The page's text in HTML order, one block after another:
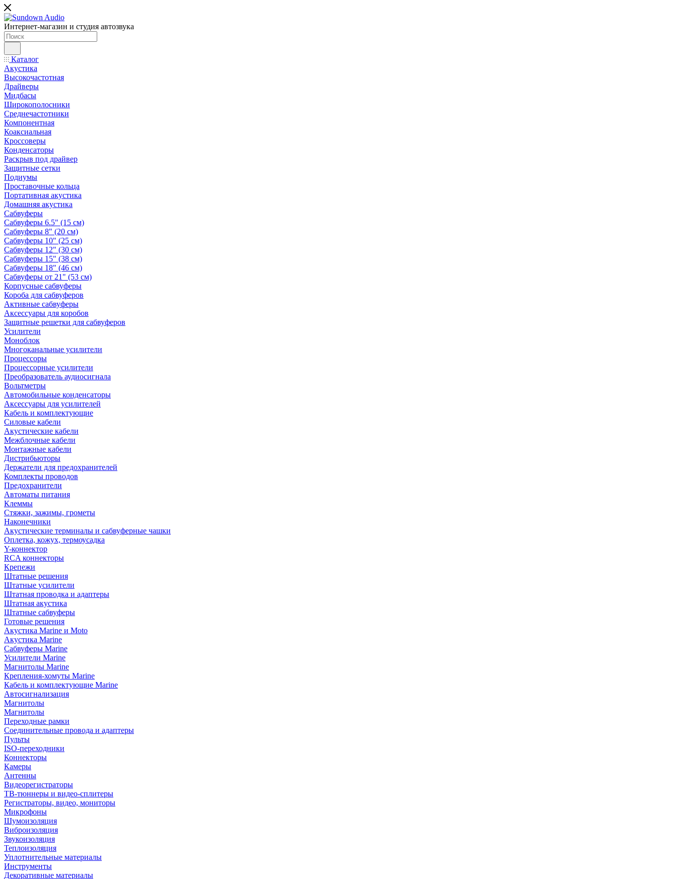
Интернет-магазин и студия автозвука
Каталог
Акустика
Высокочастотная
Драйверы
Мидбасы
Широкополосники
Среднечастотники
Компонентная
Коаксиальная
Кроссоверы
Конденсаторы
Раскрыв под драйвер
Защитные сетки
Подиумы
Проставочные кольца
Портативная акустика
Домашняя акустика
Сабвуферы
Сабвуферы 6.5" (15 см)
Сабвуферы 8" (20 см)
Сабвуферы 10" (25 см)
Сабвуферы 12" (30 см)
Сабвуферы 15" (38 см)
Сабвуферы 18" (46 см)
Сабвуферы от 21" (53 см)
Корпусные сабвуферы
Короба для сабвуферов
Активные сабвуферы
Аксессуары для коробов
Защитные решетки для сабвуферов
Усилители
Моноблок
Многоканальные усилители
Процессоры
Процессорные усилители
Преобразователь аудиосигнала
Вольтметры
Автомобильные конденсаторы
Аксессуары для усилителей
Кабель и комплектующие
Силовые кабели
Акустические кабели
Межблочные кабели
Монтажные кабели
Дистрибьюторы
Держатели для предохранителей
Комплекты проводов
Предохранители
Автоматы питания
Клеммы
Стяжки, зажимы, грометы
Наконечники
Акустические терминалы и сабвуферные чашки
Оплетка, кожух, термоусадка
Y-коннектор
RCA коннекторы
Крепежи
Штатные решения
Штатные усилители
Штатная проводка и адаптеры
Штатная акустика
Штатные сабвуферы
Готовые решения
Акустика Marine и Moto
Акустика Marine
Сабвуферы Marine
Усилители Marine
Магнитолы Marine
Крепления-хомуты Marine
Кабель и комплектующие Marine
Автосигнализация
Магнитолы
Магнитолы
Переходные рамки
Соединительные провода и адаптеры
Пульты
ISO-переходники
Коннекторы
Камеры
Антенны
Видеорегистраторы
ТВ-тюннеры и видео-сплитеры
Регистраторы, видео, мониторы
Микрофоны
Шумоизоляция
Виброизоляция
Звукоизоляция
Теплоизоляция
Уплотнительные материалы
Инструменты
Декоративные материалы